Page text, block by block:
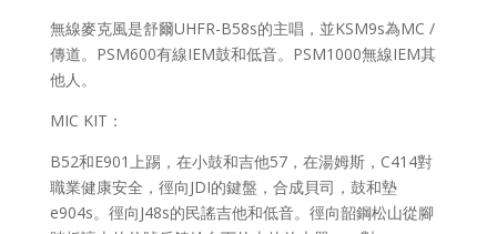
無線麥克風是舒爾UHFR-B58s的主唱，並KSM9s為MC /
傳道。PSM600有線IEM鼓和低音。PSM1000無線IEM其
他人。
MIC KIT：
B52和E90​​1上踢，在小鼓和吉他57，在湯姆斯，C414對
職業健康安全，徑向JDI的鍵盤，合成貝司，鼓和墊
e904s。徑向J48s的民謠吉他和低音。徑向韶鋼松山從腳